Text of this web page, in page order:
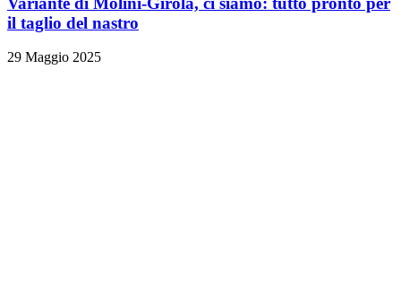
il taglio del nastro
29 Maggio 2025